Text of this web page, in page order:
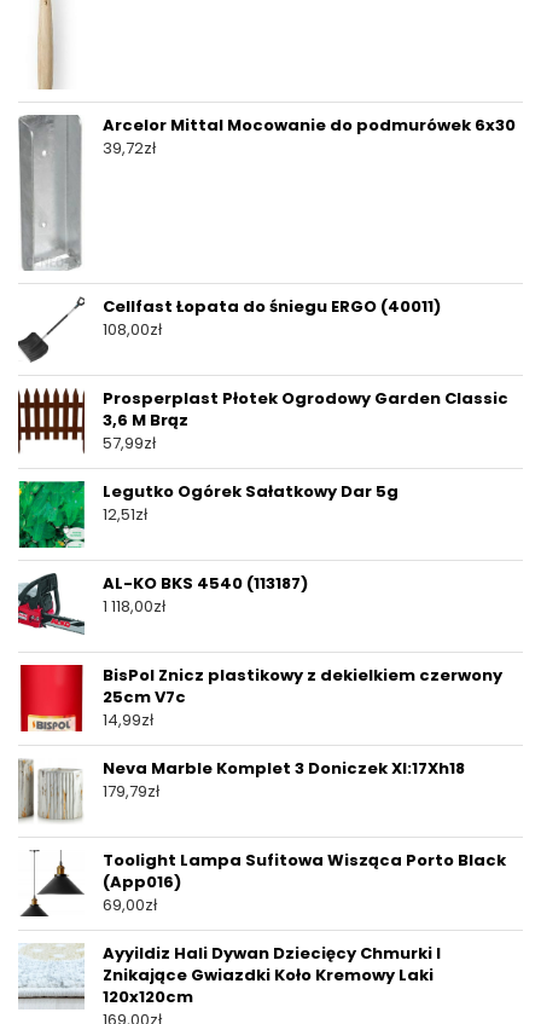
Arcelor Mittal Mocowanie do podmurówek 6x30
39,72zł
Cellfast Łopata do śniegu ERGO (40011)
108,00zł
Prosperplast Płotek Ogrodowy Garden Classic
3,6 M Brąz
57,99zł
Legutko Ogórek Sałatkowy Dar 5g
12,51zł
AL-KO BKS 4540 (113187)
1 118,00zł
BisPol Znicz plastikowy z dekielkiem czerwony
25cm V7c
14,99zł
Neva Marble Komplet 3 Doniczek Xl:17Xh18
179,79zł
Toolight Lampa Sufitowa Wisząca Porto Black
(App016)
69,00zł
Ayyildiz Hali Dywan Dziecięcy Chmurki I
Znikające Gwiazdki Koło Kremowy Laki
120x120cm